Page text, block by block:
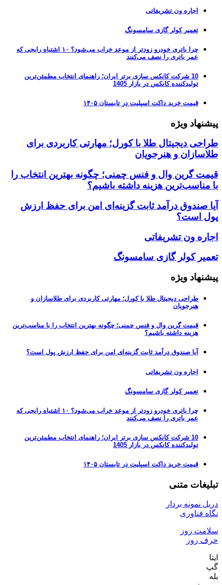
اجاره ون تشریفاتی
تعمیر کولر گازی سامسونگ
چرا باتری خودرو زودتر از موعد خراب می‌شود؟ ۱۰ اشتباه رایجی که
عمر باتری را نصف می‌کنند
10 شرکت کانکس سازی برتر ایران؛ راهنمای انتخاب مطمئن‌ترین
تولیدکننده کانکس در بازار 1405
قیمت خرید داکت اسپلیت در تابستان ۱۴۰۵
پیشنهاد ویژه
طراحی دیجیتال طلا با کورل؛ مهارتی کاربردی برای
طلاسازان و هنرجویان
قیمت گرین وال و فنس چمنی؛ چگونه بهترین انتخاب را
با مناسب‌ترین هزینه داشته باشیم؟
آیا صندوق درآمد ثابت گزینه‌ای امن برای حفظ ارزش
پول است؟
اجاره ون تشریفاتی
تعمیر کولر گازی سامسونگ
پیشنهاد ویژه
طراحی دیجیتال طلا با کورل؛ مهارتی کاربردی برای طلاسازان و
هنرجویان
قیمت گرین وال و فنس چمنی؛ چگونه بهترین انتخاب را با مناسب‌ترین
هزینه داشته باشیم؟
آیا صندوق درآمد ثابت گزینه‌ای امن برای حفظ ارزش پول است؟
اجاره ون تشریفاتی
تعمیر کولر گازی سامسونگ
چرا باتری خودرو زودتر از موعد خراب می‌شود؟ ۱۰ اشتباه رایجی که
عمر باتری را نصف می‌کنند
10 شرکت کانکس سازی برتر ایران؛ راهنمای انتخاب مطمئن‌ترین
تولیدکننده کانکس در بازار 1405
قیمت خرید داکت اسپلیت در تابستان ۱۴۰۵
تبلیغات متنی
دریل نمونه بردار
نگاه فناوری
سلامت روز
حرف روز
ایتا
گپ
بله